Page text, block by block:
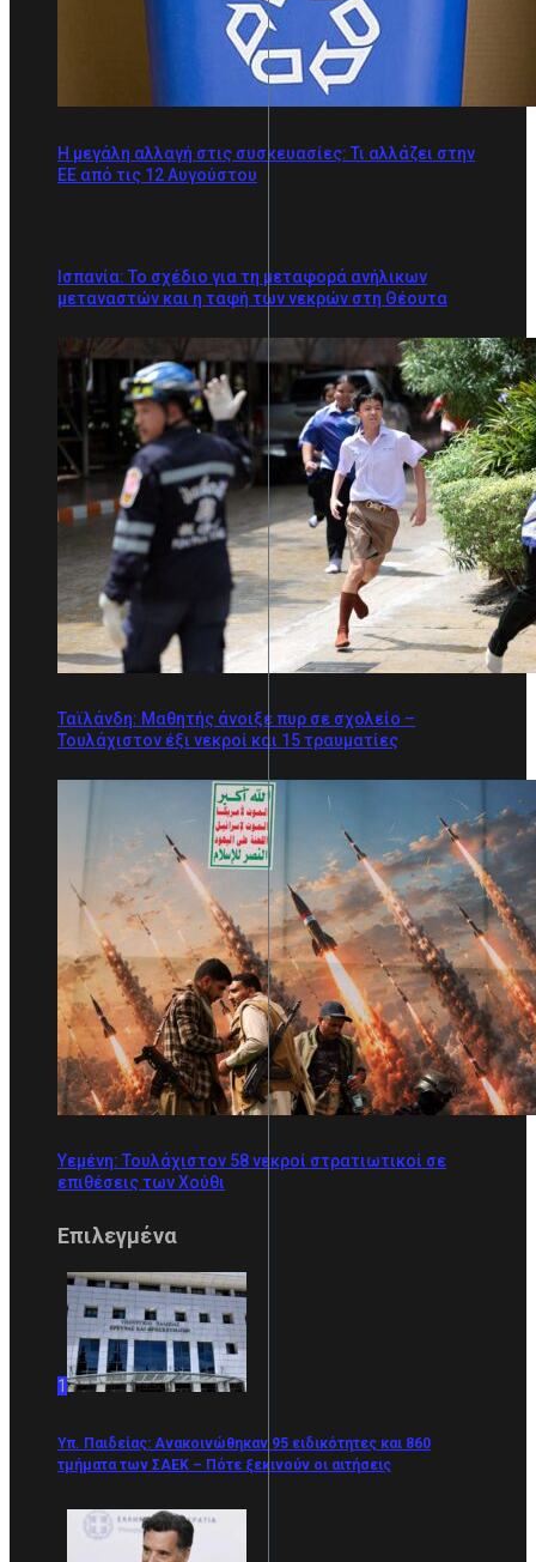
Η μεγάλη αλλαγή στις συσκευασίες: Τι αλλάζει στην
ΕΕ από τις 12 Αυγούστου
Ισπανία: Το σχέδιο για τη μεταφορά ανήλικων
μεταναστών και η ταφή των νεκρών στη Θέουτα
Ταϊλάνδη: Μαθητής άνοιξε πυρ σε σχολείο –
Τουλάχιστον έξι νεκροί και 15 τραυματίες
Υεμένη: Τουλάχιστον 58 νεκροί στρατιωτικοί σε
επιθέσεις των Χούθι
Επιλεγμένα
1
Υπ. Παιδείας: Ανακοινώθηκαν 95 ειδικότητες και 860
τμήματα των ΣΑΕΚ – Πότε ξεκινούν οι αιτήσεις